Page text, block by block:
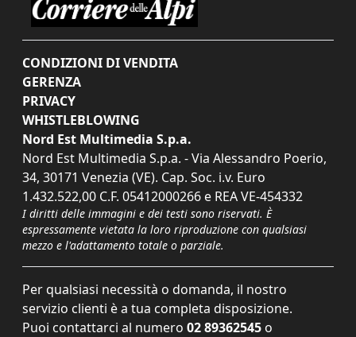
CONDIZIONI DI VENDITA
GERENZA
PRIVACY
WHISTLEBLOWING
Nord Est Multimedia S.p.a.
Nord Est Multimedia S.p.a. - Via Alessandro Poerio,
34, 30171 Venezia (VE). Cap. Soc. i.v. Euro
1.432.522,00 C.F. 05412000266 e REA VE-454332
I diritti delle immagini e dei testi sono riservati. È
espressamente vietata la loro riproduzione con qualsiasi
mezzo e l'adattamento totale o parziale.
Per qualsiasi necessità o domanda, il nostro
servizio clienti è a tua completa disposizione.
Puoi contattarci al numero 02 89362545 o